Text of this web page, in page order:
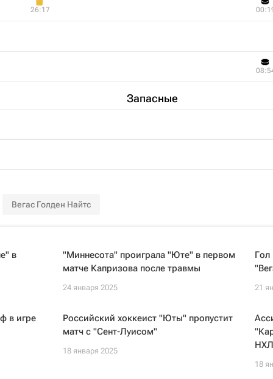
26:17
Запасные
Вегас Голден Найтс
в
"Миннесота" проиграла "Юте" в первом
матче Капризова после травмы
24 января 2025
Гол
21
в игре
Российский хоккеист "Юты" пропустит
матч с "Сент-Луисом"
18 января 2025
НХЛ
18